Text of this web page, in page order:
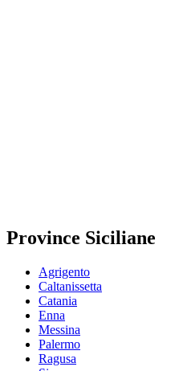
Province Siciliane
Agrigento
Caltanissetta
Catania
Enna
Messina
Palermo
Ragusa